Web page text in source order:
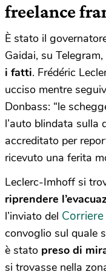
freelance
È stato il
Gaidai, su
i fatti. Frédéric
ucciso mentre
Donbass: “le
l’auto blindata sulla
accreditato per
ricevuto una ferita
Leclerc-Imhoff si
riprendere
l’inviato del
convoglio sul quale
è stato preso di
si trovasse nella